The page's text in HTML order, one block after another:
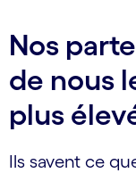
Nos
de nous
plus
Ils savent ce